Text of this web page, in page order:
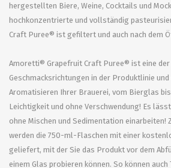
hergestellten Biere, Weine, Cocktails und
hochkonzentrierte und vollständig
Craft Puree® ist gefiltert und auch nach dem
Amoretti® Grapefruit Craft Puree® ist eine
Geschmacksrichtungen in der Produktlinie
Aromatisieren Ihrer Brauerei, vom Bierglas
Leichtigkeit und ohne Verschwendung! Es
ohne Mischen und Sedimentation einarbeiten!
werden die 750-ml-Flaschen mit einer
geliefert, mit der Sie das Produkt vor dem
einem Glas probieren können. So können auch